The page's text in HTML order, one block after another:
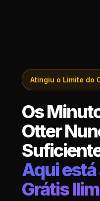
Atingiu o Limite do
Os
Otter
Aqui
Grátis